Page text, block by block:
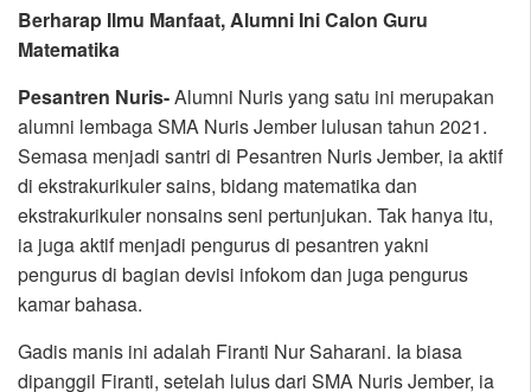
Berharap Ilmu Manfaat, Alumni Ini Calon Guru
Matematika
Pesantren Nuris-Alumni Nuris yang satu ini merupakan
alumni lembaga SMA Nuris Jember lulusan tahun 2021.
Semasa menjadi santri di Pesantren Nuris Jember, ia aktif
di ekstrakurikuler sains, bidang matematika dan
ekstrakurikuler nonsains seni pertunjukan. Tak hanya itu,
ia juga aktif menjadi pengurus di pesantren yakni
pengurus di bagian devisi infokom dan juga pengurus
kamar bahasa.
Gadis manis ini adalah Firanti Nur Saharani. Ia biasa
dipanggil Firanti, setelah lulus dari SMA Nuris Jember, ia